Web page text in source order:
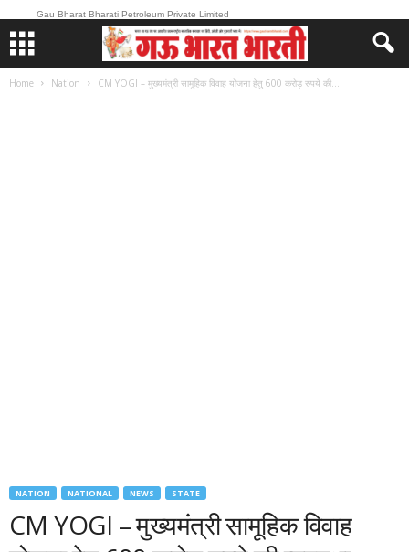
Gau Bharat Bharati Petroleum Private Limited
Home Nation CM YOGI – मुख्यमंत्री सामूहिक विवाह योजना हेतु 600 करोड़ रुपये की...
NATION NATIONAL NEWS STATE
CM YOGI – मुख्यमंत्री सामूहिक विवाह